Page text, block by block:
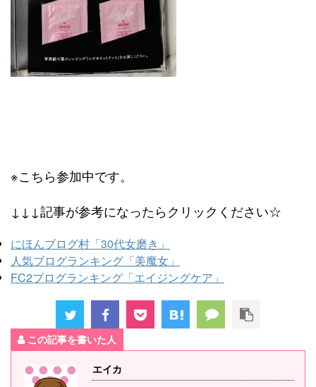
※こちら参加中です。
↓↓↓記事が参考になったらクリックください☆
にほんブログ村「30代女磨き」
人気ブログランキング「美魔女」
FC2ブログランキング「エイジングケア」
この記事を書いた人
エイカ